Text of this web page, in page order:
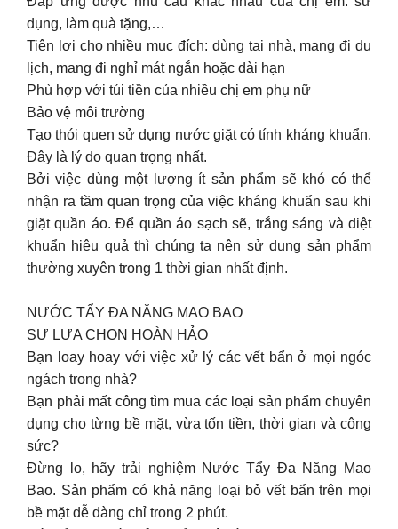
dụng, làm quà tặng,…
Tiện lợi cho nhiều mục đích: dùng tại nhà, mang đi du
lịch, mang đi nghỉ mát ngắn hoặc dài hạn
Phù hợp với túi tiền của nhiều chị em phụ nữ
Bảo vệ môi trường
Tạo thói quen sử dụng nước giặt có tính kháng khuẩn.
Đây là lý do quan trọng nhất.
Bởi việc dùng một lượng ít sản phẩm sẽ khó có thể
nhận ra tầm quan trọng của việc kháng khuẩn sau khi
giặt quần áo. Để quần áo sạch sẽ, trắng sáng và diệt
khuẩn hiệu quả thì chúng ta nên sử dụng sản phẩm
thường xuyên trong 1 thời gian nhất định.
NƯỚC TẨY ĐA NĂNG MAO BAO
SỰ LỰA CHỌN HOÀN HẢO
Bạn loay hoay với việc xử lý các vết bẩn ở mọi ngóc
ngách trong nhà?
Bạn phải mất công tìm mua các loại sản phẩm chuyên
dụng cho từng bề mặt, vừa tốn tiền, thời gian và công
sức?
Đừng lo, hãy trải nghiệm Nước Tẩy Đa Năng Mao
Bao. Sản phẩm có khả năng loại bỏ vết bẩn trên mọi
bề mặt dễ dàng chỉ trong 2 phút.